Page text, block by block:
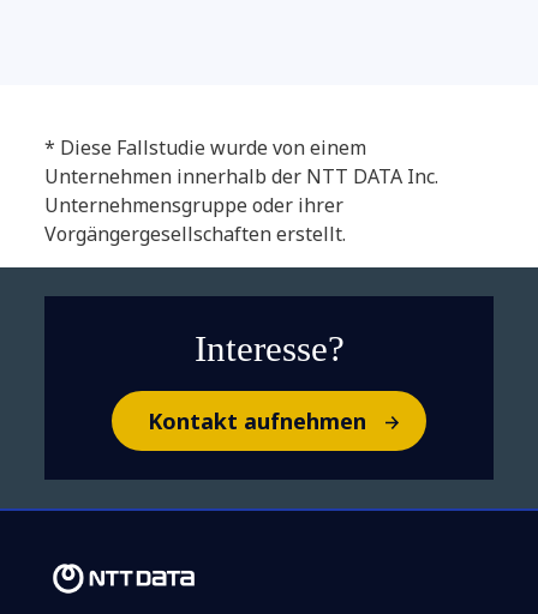
Lernen Sie Ihren neuen IT-
Assistenten kennen: Wie GenAI
* Diese Fallstudie wurde von einem
Unternehmen innerhalb der NTT DATA Inc.
Unternehmensgruppe oder ihrer
Vorgängergesellschaften erstellt.
Interesse?
Kontakt aufnehmen